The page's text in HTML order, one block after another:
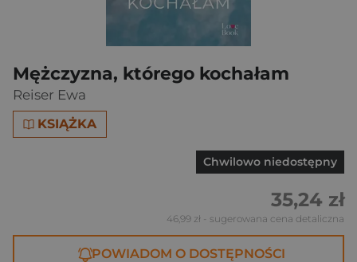
Mężczyzna, którego kochałam
Reiser Ewa
KSIĄŻKA
Chwilowo niedostępny
35,24 zł
46,99 zł - sugerowana cena detaliczna
POWIADOM O DOSTĘPNOŚCI